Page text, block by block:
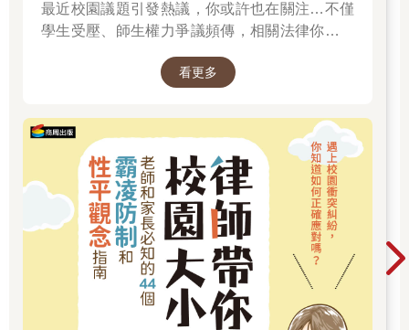
最近校園議題引發熱議，你或許也在關注…不僅
學生受壓、師生權力爭議頻傳，相關法律你有了
看更多